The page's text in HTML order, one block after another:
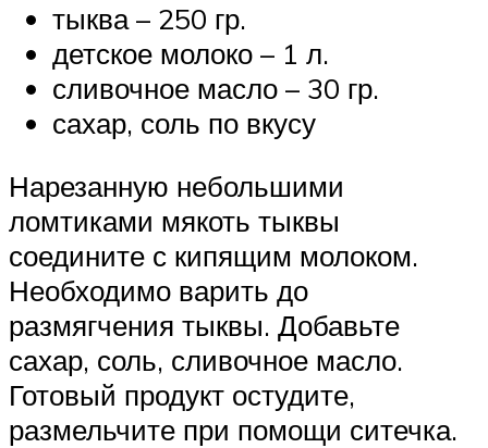
тыква – 250 гр.
детское молоко – 1 л.
сливочное масло – 30 гр.
сахар, соль по вкусу
Нарезанную небольшими
ломтиками мякоть тыквы
соедините с кипящим молоком.
Необходимо варить до
размягчения тыквы. Добавьте
сахар, соль, сливочное масло.
Готовый продукт остудите,
размельчите при помощи ситечка.